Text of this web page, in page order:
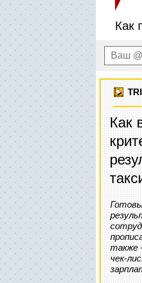
Как
Как
также
чек-